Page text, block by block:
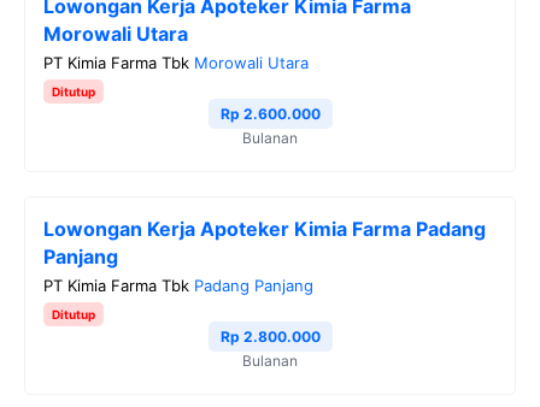
Lowongan Kerja Apoteker Kimia Farma
Morowali Utara
PT Kimia Farma Tbk Morowali Utara
Ditutup
Rp 2.600.000
Bulanan
Lowongan Kerja Apoteker Kimia Farma Padang
Panjang
PT Kimia Farma Tbk Padang Panjang
Ditutup
Rp 2.800.000
Bulanan